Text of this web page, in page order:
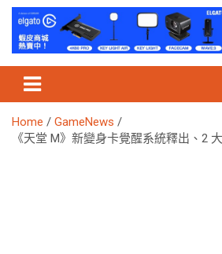
Home
GameNews
《天堂 M》新變身卡覺醒系統釋出、2